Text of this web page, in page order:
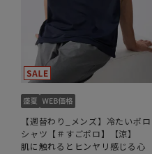
【週替わり_メンズ】冷たいポロ
シャツ【＃すごポロ】【涼】
肌に触れるとヒンヤリ感じる心